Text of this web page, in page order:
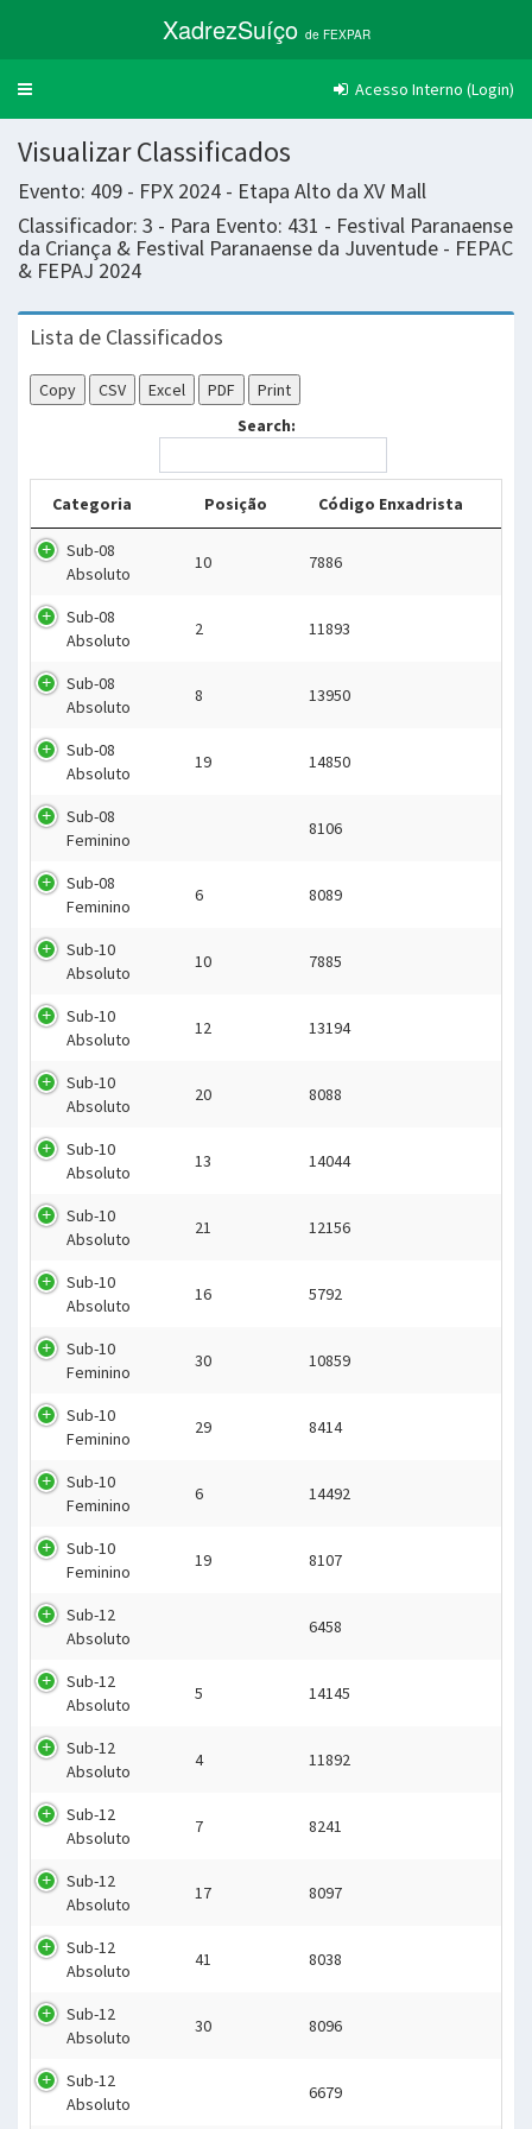
XadrezSuíço de FEXPAR
Trocar
Acesso Interno (Login)
Visualizar Classificados
Evento: 409 - FPX 2024 - Etapa Alto da XV Mall
Classificador: 3 - Para Evento: 431 - Festival Paranaense
da Criança & Festival Paranaense da Juventude - FEPAC
& FEPAJ 2024
Lista de Classificados
Copy CSV Excel PDF
Print
Search:
Categoria Posição Código Enxadrista
Sub-08
Absoluto
10 7886
Sub-08
Absoluto
2 11893
Sub-08
Absoluto
8 13950
Sub-08
Absoluto
19 14850
Sub-08
Feminino
8106
Sub-08
Feminino
6 8089
Sub-10
Absoluto
10 7885
Sub-10
Absoluto
12 13194
Sub-10
Absoluto
20 8088
Sub-10
Absoluto
13 14044
Sub-10
Absoluto
21 12156
Sub-10
Absoluto
16 5792
Sub-10
Feminino
30 10859
Sub-10
Feminino
29 8414
Sub-10
Feminino
6 14492
Sub-10
Feminino
19 8107
Sub-12
Absoluto
6458
Sub-12
Absoluto
5 14145
Sub-12
Absoluto
4 11892
Sub-12
Absoluto
7 8241
Sub-12
Absoluto
17 8097
Sub-12
Absoluto
41 8038
Sub-12
Absoluto
30 8096
Sub-12
Absoluto
6679